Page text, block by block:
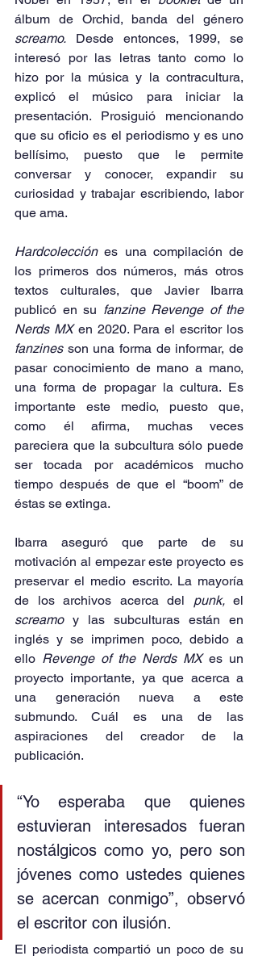
screamo. Desde entonces, 1999, se
interesó por las letras tanto como lo
hizo por la música y la contracultura,
explicó el músico para iniciar la
presentación. Prosiguió mencionando
que su oficio es el periodismo y es uno
bellísimo, puesto que le permite
conversar y conocer, expandir su
curiosidad y trabajar escribiendo, labor
que ama.
Hardcolección es una compilación de
los primeros dos números, más otros
textos culturales, que Javier Ibarra
publicó en su fanzine Revenge of the
Nerds MX
fanzines son una forma de informar, de
pasar conocimiento de mano a mano,
una forma de propagar la cultura. Es
importante este medio, puesto que,
como él afirma, muchas veces
pareciera que la subcultura sólo puede
ser tocada por académicos mucho
tiempo después de que el “boom” de
éstas se extinga.
Ibarra aseguró que parte de su
motivación al empezar este proyecto es
preservar el medio escrito. La mayoría
de los archivos acerca del punk,
screamo y las subculturas están en
inglés y se imprimen poco, debido a
ello Revenge of the Nerds MX es un
proyecto importante, ya que acerca a
una generación nueva a este
submundo. Cuál es una de las
aspiraciones del creador de la
publicación.
“Yo esperaba que quienes
estuvieran interesados fueran
nostálgicos como yo, pero son
jóvenes como ustedes quienes
se acercan conmigo”, observó
el escritor con ilusión.
El periodista compartió un poco de su